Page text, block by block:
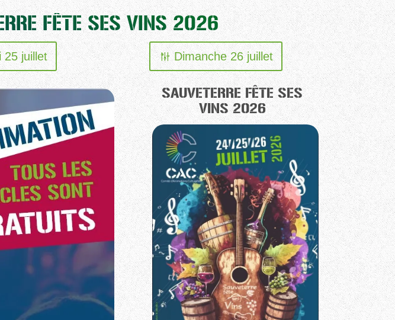
FÊTE SES VINS 2026
25 juillet Dimanche 26 juillet
SAUVETERRE FÊTE SES
VINS 2026